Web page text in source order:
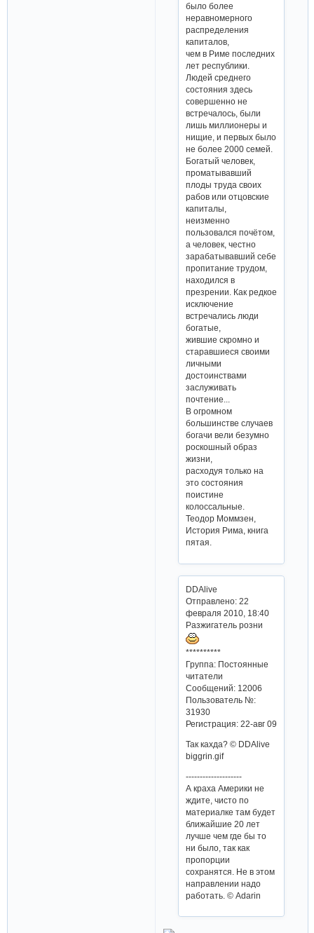
было более
неравномерного
распределения
капиталов,
чем в Риме последних
лет республики.
Людей среднего
состояния здесь
совершенно не
встречалось, были
лишь миллионеры и
нищие, и первых было
не более 2000 семей.
Богатый человек,
проматывавший
плоды труда своих
рабов или отцовские
капиталы,
неизменно
пользовался почётом,
а человек, честно
зарабатывавший себе
пропитание трудом,
находился в
презрении. Как редкое
исключение
встречались люди
богатые,
жившие скромно и
старавшиеся своими
личными
достоинствами
заслуживать
почтение...
В огромном
большинстве случаев
богачи вели безумно
роскошный образ
жизни,
расходуя только на
это состояния
поистине
колоссальные.
Теодор Моммзен,
История Рима, книга
пятая.
DDAlive
Отправлено: 22
февраля 2010, 18:40
Разжигатель розни
**********
Группа: Постоянные
читатели
Сообщений: 12006
Пользователь №:
31930
Регистрация: 22-авг 09
Так кахда? © DDAlive
biggrin.gif
--------------------
А краха Америки не
ждите, чисто по
материалке там будет
ближайшие 20 лет
лучше чем где бы то
ни было, так как
пропорции
сохранятся. Не в этом
направлении надо
работать. © Adarin